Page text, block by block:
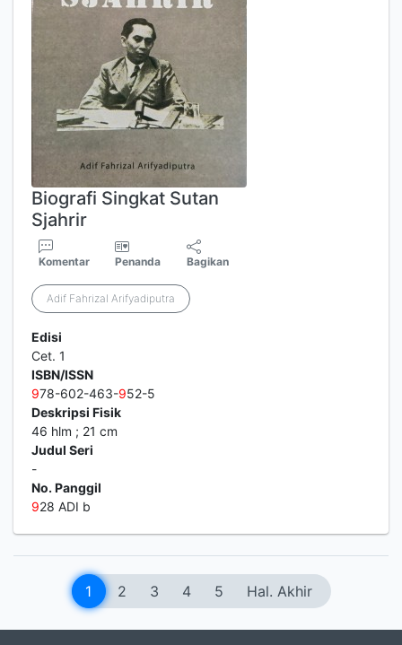
Biografi Singkat Sutan
Sjahrir
Komentar Penanda Bagikan
Adif Fahrizal Arifyadiputra
Edisi
Cet. 1
ISBN/ISSN
978-602-463-952-5
Deskripsi Fisik
46 hlm ; 21 cm
Judul Seri
-
No. Panggil
928 ADI b
1 2 3 4 5 Hal. Akhir